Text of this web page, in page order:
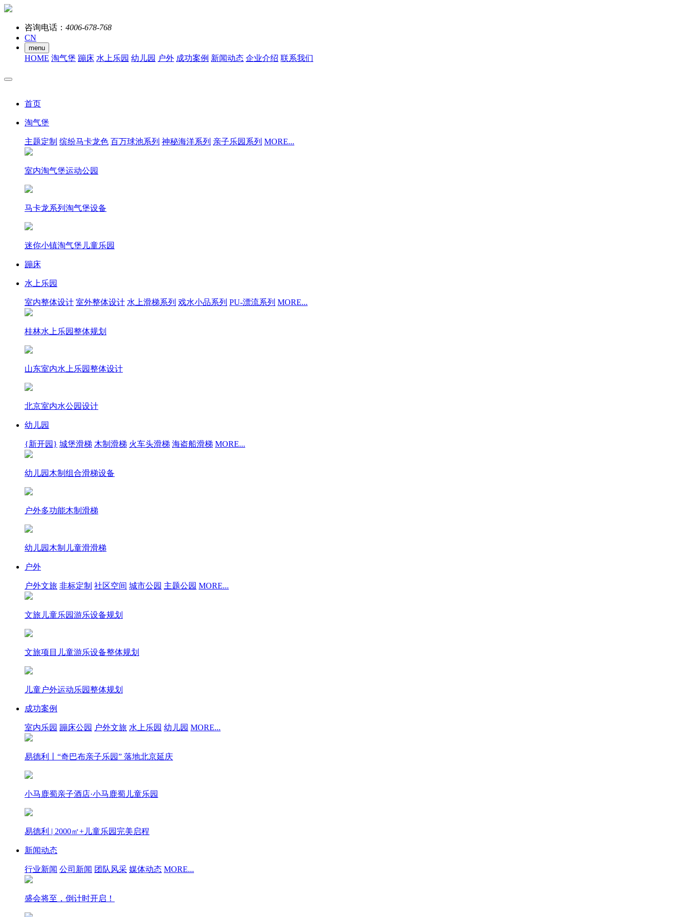
咨询电话： 4006-678-768
CN
menu
HOME 淘气堡 蹦床 水上乐园 幼儿园 户外 成功案例 新闻动态 企业介绍 联系我们
首页
淘气堡
主题定制 缤纷马卡龙色 百万球池系列 神秘海洋系列 亲子乐园系列 MORE...
室内淘气堡运动公园
马卡龙系列淘气堡设备
迷你小镇淘气堡儿童乐园
蹦床
水上乐园
室内整体设计 室外整体设计 水上滑梯系列 戏水小品系列 PU-漂流系列 MORE...
桂林水上乐园整体规划
山东室内水上乐园整体设计
北京室内水公园设计
幼儿园
{新开园} 城堡滑梯 木制滑梯 火车头滑梯 海盗船滑梯 MORE...
幼儿园木制组合滑梯设备
户外多功能木制滑梯
幼儿园木制儿童滑滑梯
户外
户外文旅 非标定制 社区空间 城市公园 主题公园 MORE...
文旅儿童乐园游乐设备规划
文旅项目儿童游乐设备整体规划
儿童户外运动乐园整体规划
成功案例
室内乐园 蹦床公园 户外文旅 水上乐园 幼儿园 MORE...
易德利丨“奇巴布亲子乐园” 落地北京延庆
小马鹿蜀亲子酒店·小马鹿蜀儿童乐园
易德利 | 2000㎡+儿童乐园完美启程
新闻动态
行业新闻 公司新闻 团队风采 媒体动态 MORE...
盛会将至，倒计时开启！